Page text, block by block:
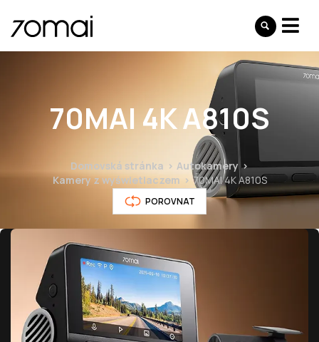
70MAI 4K A810S
Domovská stránka
Autokamery
Kamery z wyświetlaczem
70MAI 4K A810S
POROVNAT